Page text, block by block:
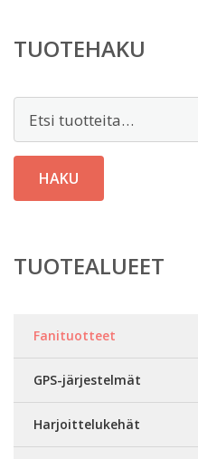
TUOTEHAKU
HAKU
TUOTEALUEET
Fanituotteet
GPS-järjestelmät
Harjoittelukehät